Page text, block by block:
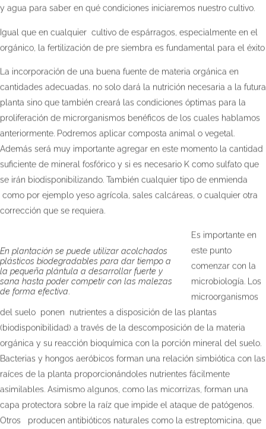
y agua para saber en qué condiciones iniciaremos nuestro cultivo.
Igual que en cualquier cultivo de espárragos, especialmente en el
orgánico, la fertilización de pre siembra es fundamental para el éxito
La incorporación de una buena fuente de materia orgánica en
cantidades adecuadas, no solo dará la nutrición necesaria a la futura
planta sino que también creará las condiciones óptimas para la
proliferación de microrganismos benéficos de los cuales hablamos
anteriormente. Podremos aplicar composta animal o vegetal.
Además será muy importante agregar en este momento la cantidad
suficiente de mineral fosfórico y si es necesario K como sulfato que
se irán biodisponibilizando. También cualquier tipo de enmienda
como por ejemplo yeso agrícola, sales calcáreas, o cualquier otra
corrección que se requiera.
En plantación se puede utilizar acolchados
plásticos biodegradables para dar tiempo a
la pequeña plántula a desarrollar fuerte y
sana hasta poder competir con las malezas
de forma efectiva
Es importante en
este punto
comenzar con la
microbiología. Los
microorganismos
del suelo ponen nutrientes a disposición de las plantas
(biodisponibilidad) a través de la descomposición de la materia
orgánica y su reacción bioquímica con la porción mineral del suelo.
Bacterias y hongos aeróbicos forman una relación simbiótica con las
raíces de la planta proporcionándoles nutrientes fácilmente
asimilables. Asimismo algunos, como las micorrizas, forman una
capa protectora sobre la raíz que impide el ataque de patógenos.
Otros producen antibióticos naturales como la estreptomicina, que